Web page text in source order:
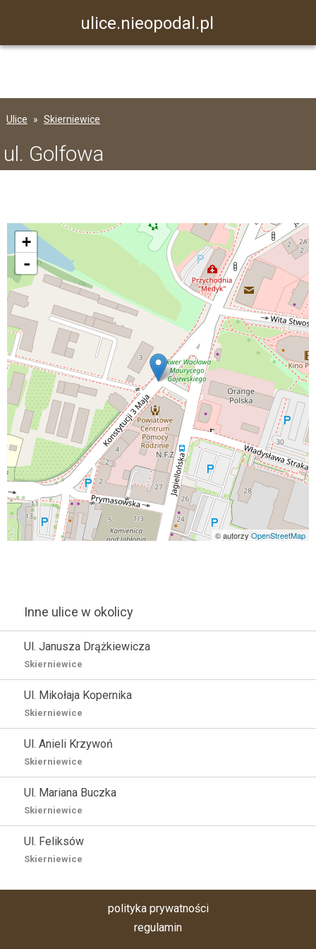
ulice.nieopodal.pl
Ulice Skierniewice
ul. Golfowa
+
-
© autorzy OpenStreetMap
Inne ulice w okolicy
Ul. Janusza Drążkiewicza
Skierniewice
Ul. Mikołaja Kopernika
Skierniewice
Ul. Anieli Krzywoń
Skierniewice
Ul. Mariana Buczka
Skierniewice
Ul. Feliksów
Skierniewice
polityka prywatności
regulamin